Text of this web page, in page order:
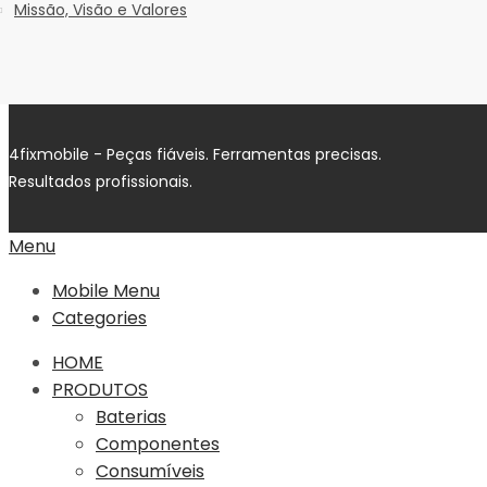
Missão, Visão e Valores
4fixmobile - Peças fiáveis. Ferramentas precisas.
Resultados profissionais.
Menu
Mobile Menu
Categories
HOME
PRODUTOS
Baterias
Componentes
Consumíveis